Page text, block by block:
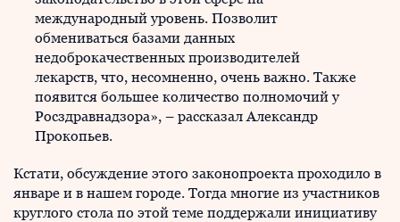
международный уровень. Позволит
обмениваться базами данных
недоброкачественных производителей
лекарств, что, несомненно, очень важно. Также
появится большее количество полномочий у
Росздравнадзора», – рассказал Александр
Прокопьев.
Кстати, обсуждение этого законопроекта проходило в
январе и в нашем городе. Тогда многие из участников
круглого стола по этой теме поддержали инициативу